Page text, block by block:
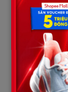
của chiếc cốc
VY (người kể
dõi nãy giờ, giờ
đầu nhanh
mắt, từ hoài
MỘT NGƯỜI